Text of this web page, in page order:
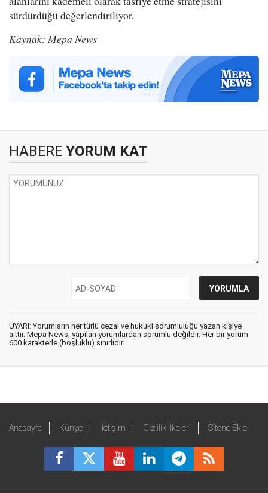
sürdürdüğü değerlendiriliyor.
Kaynak: Mepa News
HABERE YORUM KAT
UYARI: Yorumların her türlü cezai ve hukuki sorumluluğu yazan kişiye
aittir. Mepa News, yapılan yorumlardan sorumlu değildir. Her bir yorum
600 karakterle (boşluklu) sınırlıdır.
Anasayfa Künye İletişim Gizlilik İlkeleri Sitene Ekle